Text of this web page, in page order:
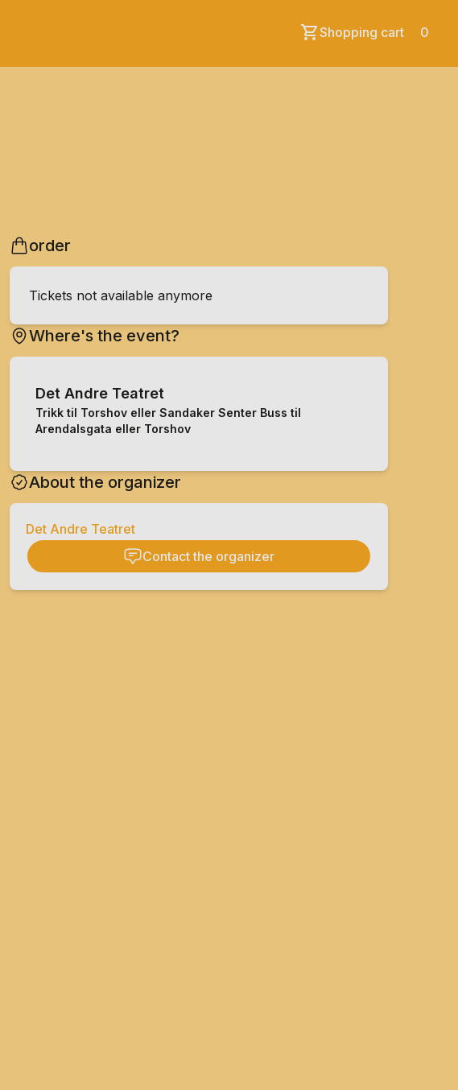
Shopping cart 0
order
Tickets not available anymore
Where's the event?
Det Andre Teatret
Trikk til Torshov eller Sandaker Senter Buss til
Arendalsgata eller Torshov
About the organizer
Det Andre Teatret
Contact the organizer